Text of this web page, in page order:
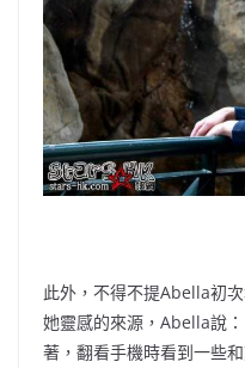
此外，不得不提Abella初
她靈感的來源，Abella說
著，翻看手機時看到一些